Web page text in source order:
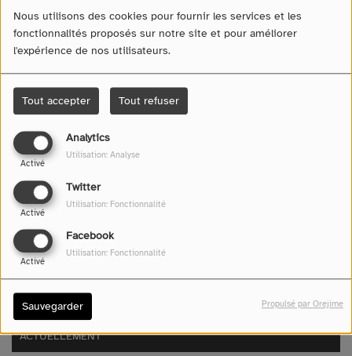
Nous utilisons des cookies pour fournir les services et les
fonctionnalités proposés sur notre site et pour améliorer
l'expérience de nos utilisateurs.
Tout accepter Tout refuser
Analytics
Activé
Utilisation: Analyse
Twitter
Activé
Utilisation: Fonctionnalité
Facebook
Activé
Utilisation: Fonctionnalité
Sauvegarder Propulsé par Orejime
Recherche par lieu
Recherche par date
ACTUELLEMENT